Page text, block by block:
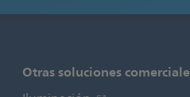
Otras soluciones